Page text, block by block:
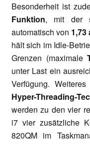
Besonderheit ist
Funktion, mit der
automatisch von 1,73
hält sich im Idle-
Grenzen (maximale
unter Last ein
Verfügung.
Hyper-Threading-
werden zu den vier
i7 vier zusätzliche
820QM im